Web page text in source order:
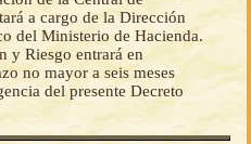
a cargo de la Dirección
del Ministerio de Hacienda.
y Riesgo entrará en
no mayor a seis meses
del presente Decreto